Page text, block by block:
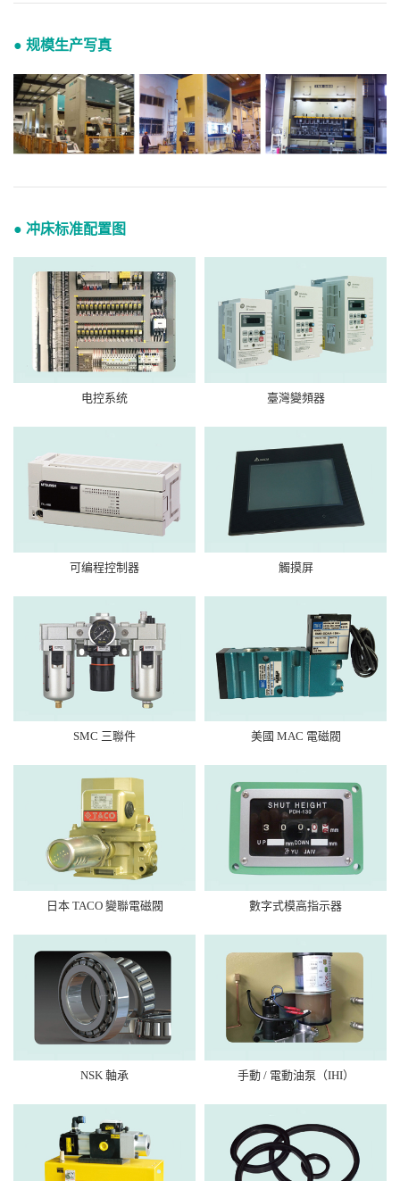
● 规模生产写真
● 冲床标准配置图
电控系统 臺灣變頻器
可编程控制器 觸摸屏
SMC 三聯件 美國 MAC 電磁閥
日本 TACO 變聯電磁閥 數字式模高指示器
NSK 軸承 手動 / 電動油泵（IHI）